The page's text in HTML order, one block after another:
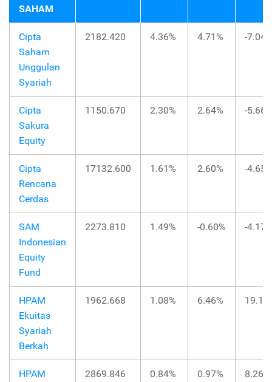
SAHAM
Cipta
Saham
Unggulan
Syariah
2182.420 4.36% 4.71% -
Cipta
Sakura
Equity
1150.670 2.30% 2.64% -
Cipta
Rencana
Cerdas
17132.600 1.61% 2.60% -
SAM
Indonesian
Equity
Fund
2273.810 1.49% -0.60% -
HPAM
Ekuitas
Syariah
Berkah
1962.668 1.08% 6.46%
HPAM
2869.846 0.84% 0.97% 8.26%